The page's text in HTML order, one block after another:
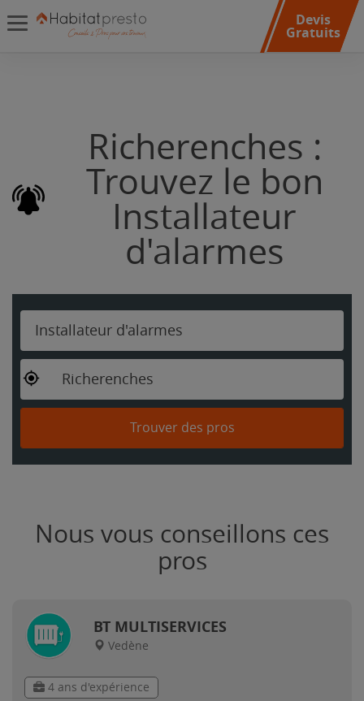
Devis
Gratuits
Richerenches :
Trouvez le bon
Installateur
d'alarmes
Installateur d'alarmes
Richerenches
Trouver des pros
Nous vous conseillons ces
pros
BT MULTISERVICES
Vedène
4 ans d'expérience